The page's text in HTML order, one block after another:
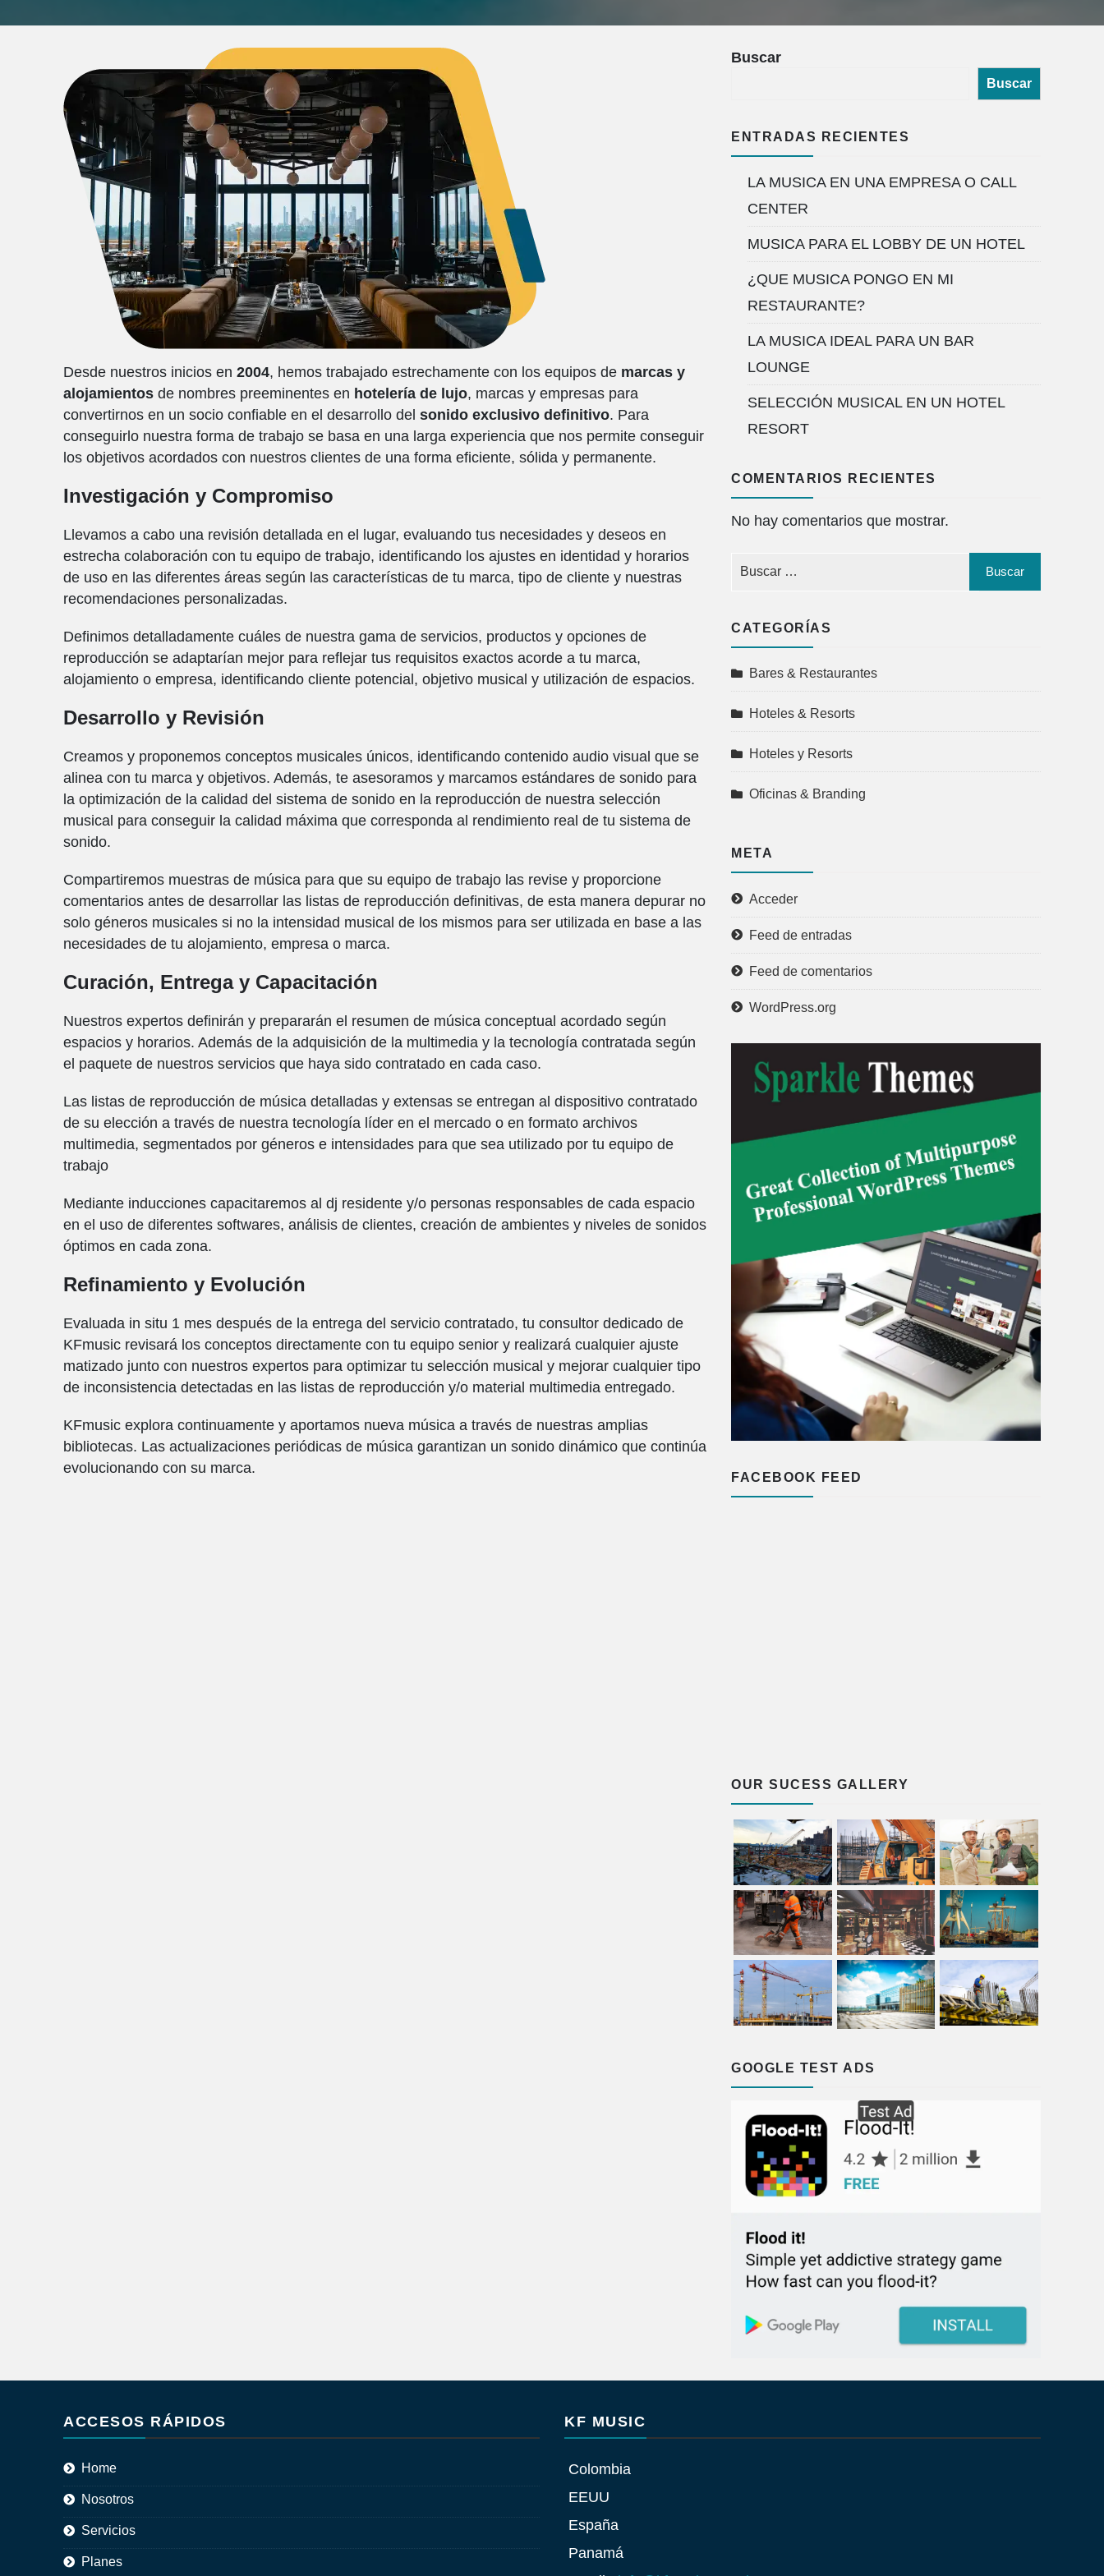
Desde nuestros inicios en 2004, hemos trabajado estrechamente con los equipos de marcas y
alojamientos de nombres preeminentes en hotelería de lujo, marcas y empresas para
convertirnos en un socio confiable en el desarrollo del sonido exclusivo definitivo. Para
conseguirlo nuestra forma de trabajo se basa en una larga experiencia que nos permite conseguir
los objetivos acordados con nuestros clientes de una forma eficiente, sólida y permanente.
Investigación y Compromiso
Llevamos a cabo una revisión detallada en el lugar, evaluando tus necesidades y deseos en
estrecha colaboración con tu equipo de trabajo, identificando los ajustes en identidad y horarios
de uso en las diferentes áreas según las características de tu marca, tipo de cliente y nuestras
recomendaciones personalizadas.
Definimos detalladamente cuáles de nuestra gama de servicios, productos y opciones de
reproducción se adaptarían mejor para reflejar tus requisitos exactos acorde a tu marca,
alojamiento o empresa, identificando cliente potencial, objetivo musical y utilización de espacios.
Desarrollo y Revisión
Creamos y proponemos conceptos musicales únicos, identificando contenido audio visual que se
alinea con tu marca y objetivos. Además, te asesoramos y marcamos estándares de sonido para
la optimización de la calidad del sistema de sonido en la reproducción de nuestra selección
musical para conseguir la calidad máxima que corresponda al rendimiento real de tu sistema de
sonido.
Compartiremos muestras de música para que su equipo de trabajo las revise y proporcione
comentarios antes de desarrollar las listas de reproducción definitivas, de esta manera depurar no
solo géneros musicales si no la intensidad musical de los mismos para ser utilizada en base a las
necesidades de tu alojamiento, empresa o marca.
Curación, Entrega y Capacitación
Nuestros expertos definirán y prepararán el resumen de música conceptual acordado según
espacios y horarios. Además de la adquisición de la multimedia y la tecnología contratada según
el paquete de nuestros servicios que haya sido contratado en cada caso.
Las listas de reproducción de música detalladas y extensas se entregan al dispositivo contratado
de su elección a través de nuestra tecnología líder en el mercado o en formato archivos
multimedia, segmentados por géneros e intensidades para que sea utilizado por tu equipo de
trabajo
Mediante inducciones capacitaremos al dj residente y/o personas responsables de cada espacio
en el uso de diferentes softwares, análisis de clientes, creación de ambientes y niveles de sonidos
óptimos en cada zona.
Refinamiento y Evolución
Evaluada in situ 1 mes después de la entrega del servicio contratado, tu consultor dedicado de
KFmusic revisará los conceptos directamente con tu equipo senior y realizará cualquier ajuste
matizado junto con nuestros expertos para optimizar tu selección musical y mejorar cualquier tipo
de inconsistencia detectadas en las listas de reproducción y/o material multimedia entregado.
KFmusic explora continuamente y aportamos nueva música a través de nuestras amplias
bibliotecas. Las actualizaciones periódicas de música garantizan un sonido dinámico que continúa
evolucionando con su marca.
Buscar
Buscar
ENTRADAS RECIENTES
LA MUSICA EN UNA EMPRESA O CALL
CENTER
MUSICA PARA EL LOBBY DE UN HOTEL
¿QUE MUSICA PONGO EN MI
RESTAURANTE?
LA MUSICA IDEAL PARA UN BAR
LOUNGE
SELECCIÓN MUSICAL EN UN HOTEL
RESORT
COMENTARIOS RECIENTES
No hay comentarios que mostrar.
CATEGORÍAS
Bares & Restaurantes
Hoteles & Resorts
Hoteles y Resorts
Oficinas & Branding
META
Acceder
Feed de entradas
Feed de comentarios
WordPress.org
FACEBOOK FEED
OUR SUCESS GALLERY
GOOGLE TEST ADS
ACCESOS RÁPIDOS
Home
Nosotros
Servicios
Planes
KF MUSIC
Colombia
EEUU
España
Panamá